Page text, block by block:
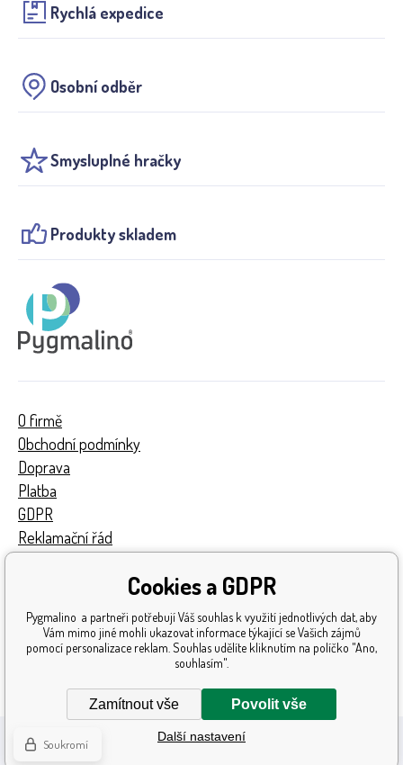
Rychlá expedice
Osobní odběr
Smysluplné hračky
Produkty skladem
O firmě
Obchodní podmínky
Doprava
Platba
GDPR
Reklamační řád
Získaná ocenění
Katalog hraček
Mapa stránek
Cookies a GDPR
Pygmalino a partneři potřebují Váš souhlas k využití jednotlivých dat, aby
Vám mimo jiné mohli ukazovat informace týkající se Vašich zájmů
pomocí personalizace reklam. Souhlas udělíte kliknutím na políčko "Ano,
souhlasím".
Zamítnout vše Povolit vše
Další nastavení
Soukromí